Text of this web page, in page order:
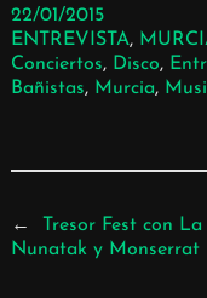
22/01/2015
ENTREVISTA,
Conciertos, Disco,
Bañistas, Murcia,
←
Tresor Fest con
Nunatak y Monserrat